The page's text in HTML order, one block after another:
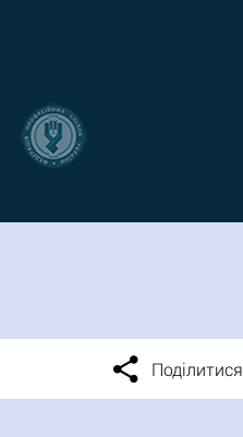
Поділитися